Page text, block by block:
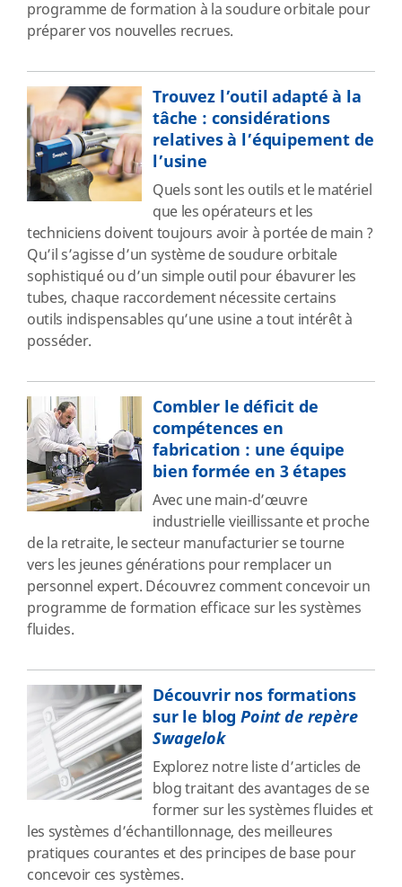
programme de formation à la soudure orbitale pour
préparer vos nouvelles recrues.
Trouvez l’outil adapté à la
tâche : considérations
relatives à l’équipement de
l’usine
Quels sont les outils et le matériel
que les opérateurs et les
techniciens doivent toujours avoir à portée de main ?
Qu’il s’agisse d’un système de soudure orbitale
sophistiqué ou d’un simple outil pour ébavurer les
tubes, chaque raccordement nécessite certains
outils indispensables qu’une usine a tout intérêt à
posséder.
Combler le déficit de
compétences en
fabrication : une équipe
bien formée en 3 étapes
Avec une main-d’œuvre
industrielle vieillissante et proche
de la retraite, le secteur manufacturier se tourne
vers les jeunes générations pour remplacer un
personnel expert. Découvrez comment concevoir un
programme de formation efficace sur les systèmes
fluides.
Découvrir nos formations
sur le blogPoint de repère
Swagelok
Explorez notre liste d’articles de
blog traitant des avantages de se
former sur les systèmes fluides et
les systèmes d’échantillonnage, des meilleures
pratiques courantes et des principes de base pour
concevoir ces systèmes.